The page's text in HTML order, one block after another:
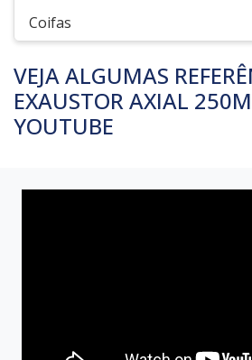
Coifas
VEJA ALGUMAS
EXAUSTOR AXIAL
YOUTUBE